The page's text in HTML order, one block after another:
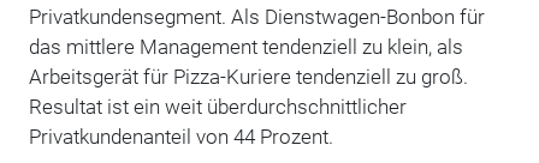
Privatkundensegment. Als Dienstwagen-Bonbon für
das mittlere Management tendenziell zu klein, als
Arbeitsgerät für Pizza-Kuriere tendenziell zu groß.
Resultat ist ein weit überdurchschnittlicher
Privatkundenanteil von 44 Prozent.